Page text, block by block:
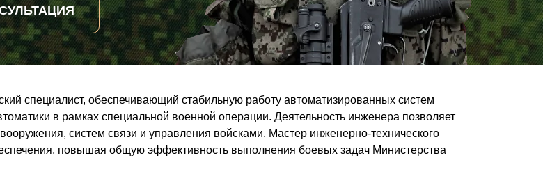
специалист, обеспечивающий стабильную работу автоматизированных систем
в рамках специальной военной операции. Деятельность инженера позволяет
систем связи и управления войсками. Мастер инженерно-технического
повышая общую эффективность выполнения боевых задач Министерства